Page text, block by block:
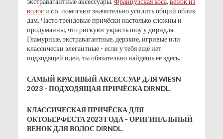
волоси co. помогают значительно усилить общий облик
дам. Часто трендовые причёски настолько сложны и
продуманны, что рискуют украсть шоу у дирндля.
Гламурные, экстравагантные, дерзкие, игривые или
классически элегантные - если у тебя ещё нет
подходящей идеи, ты обязательно найдёшь её здесь.
САМЫЙ КРАСИВЫЙ АКСЕССУАР ДЛЯ WIESN
2023 - ПОДХОДЯЩАЯ ПРИЧЁСКА DIRNDL.
КЛАССИЧЕСКАЯ ПРИЧЁСКА ДЛЯ
ОКТОБЕРФЕСТА 2023 ГОДА - ОРИГИНАЛЬНЫЙ
ВЕНОК ДЛЯ ВОЛОС DIRNDL.